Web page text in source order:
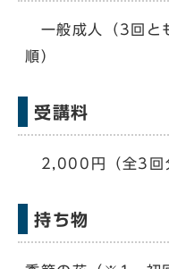
一般成人（3回と
順）
受講料
2,000円（全3回
持ち物